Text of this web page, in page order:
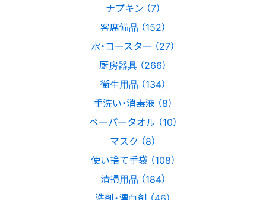
ナプキン （7）
客席備品 （152）
水・コースター （27）
厨房器具 （266）
衛生用品 （134）
手洗い・消毒液 （8）
ペーパータオル （10）
マスク （8）
使い捨て手袋 （108）
清掃用品 （184）